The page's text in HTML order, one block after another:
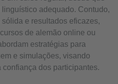
adequado. Contudo,
e resultados eficazes,
de alemão online ou
estratégias para
e simulações, visando
dos participantes.